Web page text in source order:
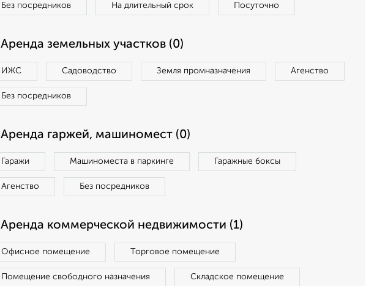
Без посредников На длительный срок Посуточно
Аренда земельных участков (0)
ИЖС Садоводство Земля промназначения Агенство
Без посредников
Аренда гаржей, машиномест (0)
Гаражи Машиноместа в паркинге Гаражные боксы
Агенство Без посредников
Аренда коммерческой недвижимости (1)
Офисное помещение Торговое помещение
Помещение свободного назначения Складское помещение